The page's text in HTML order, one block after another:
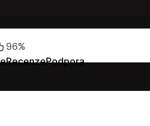
RecenzePodpora
96%